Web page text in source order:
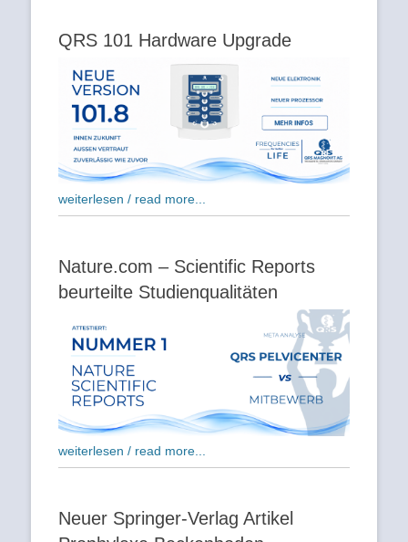
QRS 101 Hardware Upgrade
weiterlesen / read more...
Nature.com – Scientific Reports
beurteilte Studienqualitäten
weiterlesen / read more...
Neuer Springer-Verlag Artikel